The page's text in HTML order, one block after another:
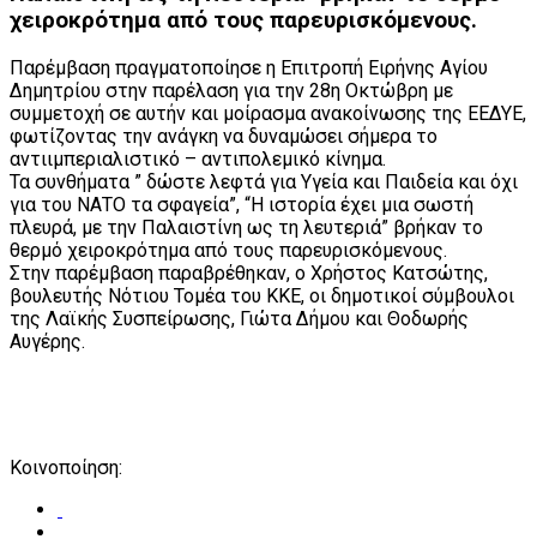
χειροκρότημα από τους παρευρισκόμενους.
Παρέμβαση πραγματοποίησε η Επιτροπή Ειρήνης Αγίου
Δημητρίου στην παρέλαση για την 28η Οκτώβρη με
συμμετοχή σε αυτήν και μοίρασμα ανακοίνωσης της ΕΕΔΥΕ,
φωτίζοντας την ανάγκη να δυναμώσει σήμερα το
αντιιμπεριαλιστικό – αντιπολεμικό κίνημα.
Τα συνθήματα ” δώστε λεφτά για Υγεία και Παιδεία και όχι
για του ΝΑΤΟ τα σφαγεία”, “Η ιστορία έχει μια σωστή
πλευρά, με την Παλαιστίνη ως τη λευτεριά” βρήκαν το
θερμό χειροκρότημα από τους παρευρισκόμενους.
Στην παρέμβαση παραβρέθηκαν, ο Χρήστος Κατσώτης,
βουλευτής Νότιου Τομέα του ΚΚΕ, οι δημοτικοί σύμβουλοι
της Λαϊκής Συσπείρωσης, Γιώτα Δήμου και Θοδωρής
Αυγέρης.
Κοινοποίηση: